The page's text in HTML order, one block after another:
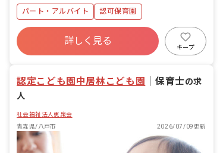
線 27 分
パート・アルバイト 認可保育園
詳しく見る
キープ
認定こども園中居林こども園 保育士の求
人
社会福祉法人恵泉会
青森県/八戸市
2026/07/09更新